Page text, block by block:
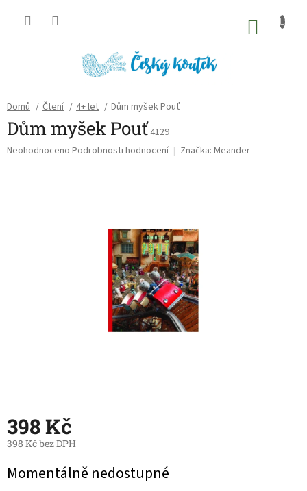
Domů / Čtení / 4+ let / Dům myšek Pouť
Dům myšek Pouť 4129
Průměrné
Neohodnoceno Podrobnosti hodnocení Značka: Meander
398 Kč
398 Kč bez DPH
cena:
Momentálně nedostupné